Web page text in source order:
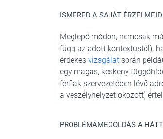
ISMERED A SAJÁT
Meglepő módon, nemcsak
függ az adott kontextustól),
érdekes vizsgálat során
egy magas, keskeny
férfiak szervezetében lévő
a veszélyhelyzet okozott)
PROBLÉMAMEGOLDÁS A